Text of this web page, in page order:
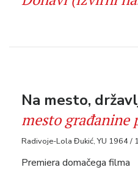
Na mesto,
mesto građanine
Radivoje-Lola Đukić, YU 1964 /
Premiera domačega filma